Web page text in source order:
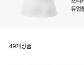
49개 상품